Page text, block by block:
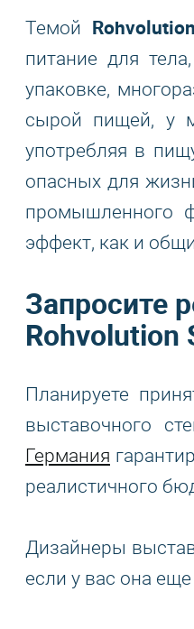
Темой
питание для
упаковке,
сырой пищей, у
употребляя в
опасных для
промышленного
эффект, как и
Запросите
Rohvolution
Планируете
выставочного
Германия
реалистичного
Дизайнеры
если у вас она